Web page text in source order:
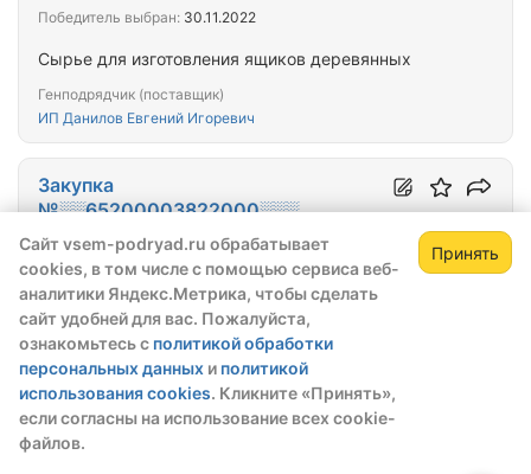
Сайт vsem-podryad.ru обрабатывает
cookies, в том числе с помощью сервиса веб-
аналитики Яндекс.Метрика, чтобы сделать
сайт удобней для вас. Пожалуйста,
ознакомьтесь с политикой обработки
персональных данных и политикой
использования cookies. Кликните «Принять»,
если согласны на использование всех cookie-
файлов.
Принять
Сырье для изготовления ящиков деревянных
Генподрядчик (поставщик)
ИП Данилов Евгений Игоревич
Победитель выбран: 30.11.2022
саморез кровельный
Генподрядчик (поставщик)
ИП Шестаков Сергей Владимирович
Закупка
№░░65200003822000░░░
Окончательная цена
118 890,00 ₽
29 (+0)
Тип закупки: 44-ФЗ
Победитель выбран:01.09.2022
Зарегистрируйтесь,
чтобы открыть сведения о закупке
скрытые данные станут доступны после
регистрации или входа в профиль
Зарегистрироваться Войти